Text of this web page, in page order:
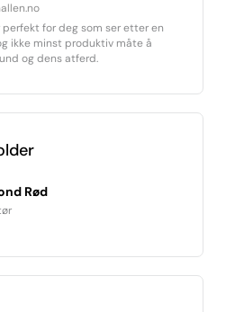
perfekt for deg som ser etter en
ikke minst produktiv måte å
og dens atferd.
Rød